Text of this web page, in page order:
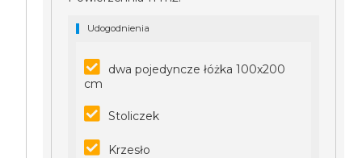
Udogodnienia
dwa pojedyncze łóżka 100x200
cm
Stoliczek
Krzesło